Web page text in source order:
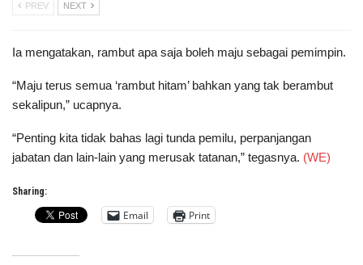
PREV NEXT
Ia mengatakan, rambut apa saja boleh maju sebagai pemimpin.
“Maju terus semua ‘rambut hitam’ bahkan yang tak berambut
sekalipun,” ucapnya.
“Penting kita tidak bahas lagi tunda pemilu, perpanjangan
jabatan dan lain-lain yang merusak tatanan,” tegasnya. (WE)
Sharing:
Email Print